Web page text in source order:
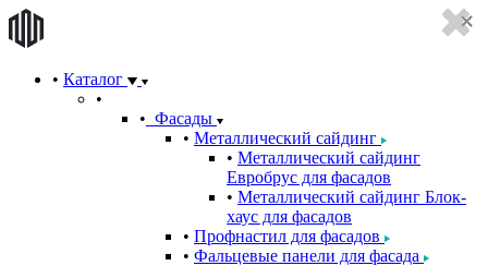
Каталог
Фасады
Металлический сайдинг
Металлический сайдинг
Евробрус для фасадов
Металлический сайдинг Блок-
хаус для фасадов
Профнастил для фасадов
Фальцевые панели для фасада